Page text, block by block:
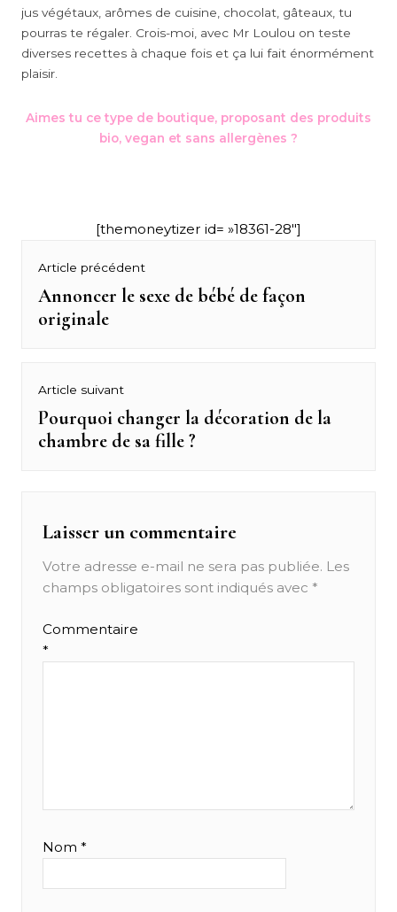
jus végétaux, arômes de cuisine, chocolat, gâteaux, tu
pourras te régaler. Crois-moi, avec Mr Loulou on teste
diverses recettes à chaque fois et ça lui fait énormément
plaisir.
Aimes tu ce type de boutique, proposant des produits
bio, vegan et sans allergènes ?
[themoneytizer id= »18361-28″]
Navigation
de
l’article
Article précédent
Previous
post:
Annoncer le sexe de bébé de façon
originale
Article suivant
Next
post:
Pourquoi changer la décoration de la
chambre de sa fille ?
Laisser un commentaire
Votre adresse e-mail ne sera pas publiée. Les
champs obligatoires sont indiqués avec *
Commentaire
*
Nom *